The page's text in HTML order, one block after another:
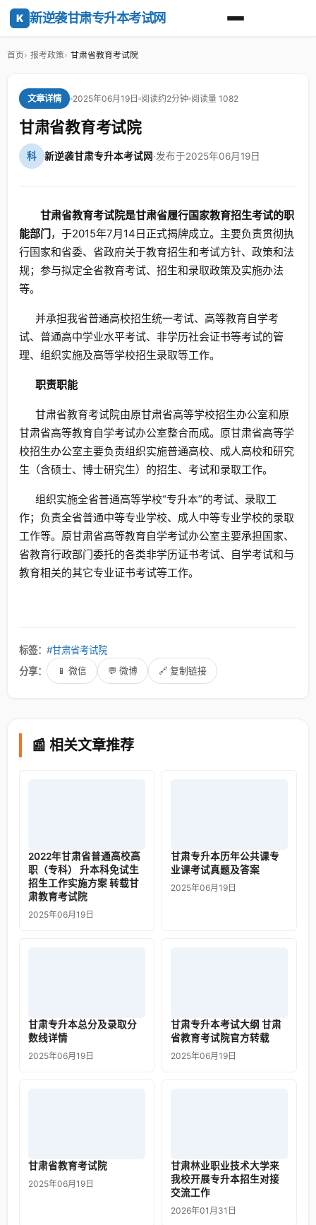
K 新逆袭甘肃专升本考试网
首页 报考政策 甘肃省教育考试院
文章详情 2025年06月19日 阅读约2分钟 阅读量 1082
甘肃省教育考试院
科 新逆袭甘肃专升本考试网·发布于2025年06月19日
甘肃省教育考试院是甘肃省履行国家教育招生考试的职
能部门，于2015年7月14日正式揭牌成立。主要负责贯彻执
行国家和省委、省政府关于教育招生和考试方针、政策和法
规；参与拟定全省教育考试、招生和录取政策及实施办法
等。
并承担我省普通高校招生统一考试、高等教育自学考
试、普通高中学业水平考试、非学历社会证书等考试的管
理、组织实施及高等学校招生录取等工作。
职责职能
甘肃省教育考试院由原甘肃省高等学校招生办公室和原
甘肃省高等教育自学考试办公室整合而成。原甘肃省高等学
校招生办公室主要负责组织实施普通高校、成人高校和研究
生（含硕士、博士研究生）的招生、考试和录取工作。
组织实施全省普通高等学校“专升本”的考试、录取工
作；负责全省普通中等专业学校、成人中等专业学校的录取
工作等。原甘肃省高等教育自学考试办公室主要承担国家、
省教育行政部门委托的各类非学历证书考试、自学考试和与
教育相关的其它专业证书考试等工作。
标签： #甘肃省考试院
分享：
📱 微信 💬 微博 🔗 复制链接
📰 相关文章推荐
2022年甘肃省普通高校高
职（专科） 升本科免试生
招生工作实施方案 转载甘
肃教育考试院
2025年06月19日
甘肃专升本历年公共课专
业课考试真题及答案
2025年06月19日
甘肃专升本总分及录取分
数线详情
2025年06月19日
甘肃专升本考试大纲 甘肃
省教育考试院官方转载
2025年06月19日
甘肃省教育考试院
2025年06月19日
甘肃林业职业技术大学来
我校开展专升本招生对接
交流工作
2026年01月31日